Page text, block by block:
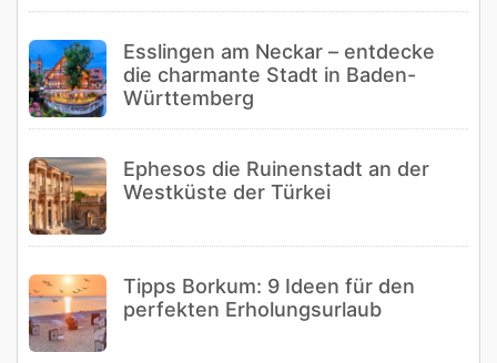
Esslingen am Neckar – entdecke
die charmante Stadt in Baden-
Württemberg
Ephesos die Ruinenstadt an der
Westküste der Türkei
Tipps Borkum: 9 Ideen für den
perfekten Erholungsurlaub